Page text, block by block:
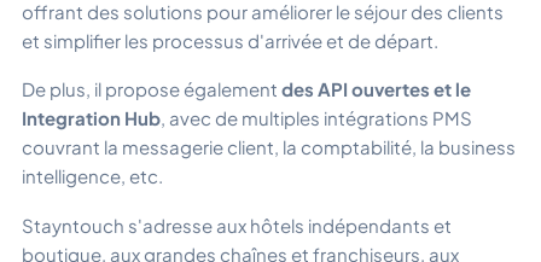
offrant des solutions pour améliorer le séjour des clients
et simplifier les processus d'arrivée et de départ.
De plus, il propose également des API ouvertes et le
Integration Hub, avec de multiples intégrations PMS
couvrant la messagerie client, la comptabilité, la business
intelligence, etc.
Stayntouch s'adresse aux hôtels indépendants et
boutique, aux grandes chaînes et franchiseurs, aux